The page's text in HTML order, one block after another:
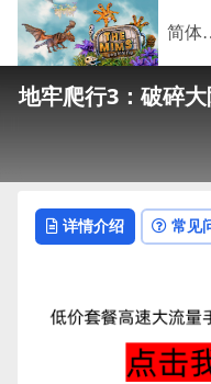
地牢爬行3：破碎
详情介绍 常见